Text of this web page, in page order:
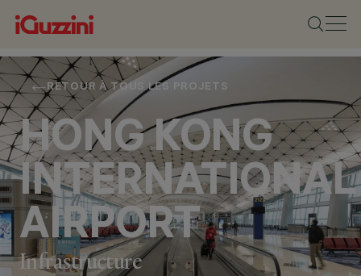
RETOUR À TOUS LES PROJETS
HONG KONG
INTERNATIONAL
AIRPORT
Infrastructure